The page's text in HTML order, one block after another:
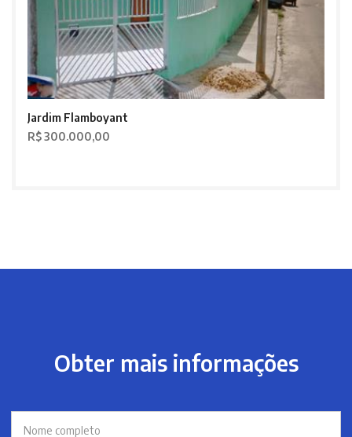
Jardim Flamboyant
R$ 300.000,00
Obter mais informações